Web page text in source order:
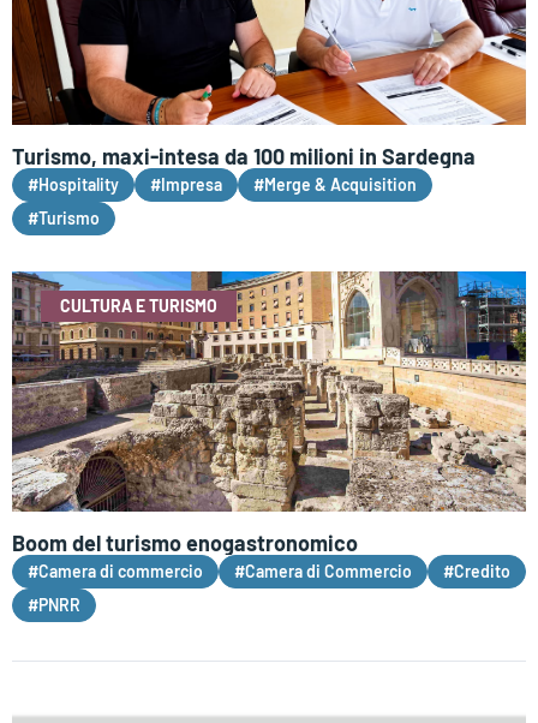
Turismo, maxi-intesa da 100 milioni in Sardegna
#Hospitality #Impresa
#Merge & Acquisition
#Turismo
CULTURA E TURISMO
Boom del turismo enogastronomico
#Camera di commercio #Camera di Commercio
#Credito
#PNRR